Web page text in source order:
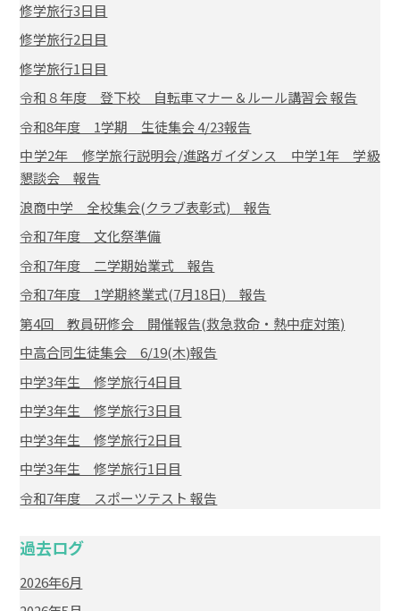
修学旅行3日目
修学旅行2日目
修学旅行1日目
令和８年度 登下校 自転車マナー＆ルール講習会 報告
令和8年度 1学期 生徒集会 4/23報告
中学2年 修学旅行説明会/進路ガイダンス 中学1年 学級
懇談会 報告
浪商中学 全校集会(クラブ表彰式) 報告
令和7年度 文化祭準備
令和7年度 二学期始業式 報告
令和7年度 1学期終業式(7月18日) 報告
第4回 教員研修会 開催報告(救急救命・熱中症対策)
中高合同生徒集会 6/19(木)報告
中学3年生 修学旅行4日目
中学3年生 修学旅行3日目
中学3年生 修学旅行2日目
中学3年生 修学旅行1日目
令和7年度 スポーツテスト 報告
過去ログ
2026年6月